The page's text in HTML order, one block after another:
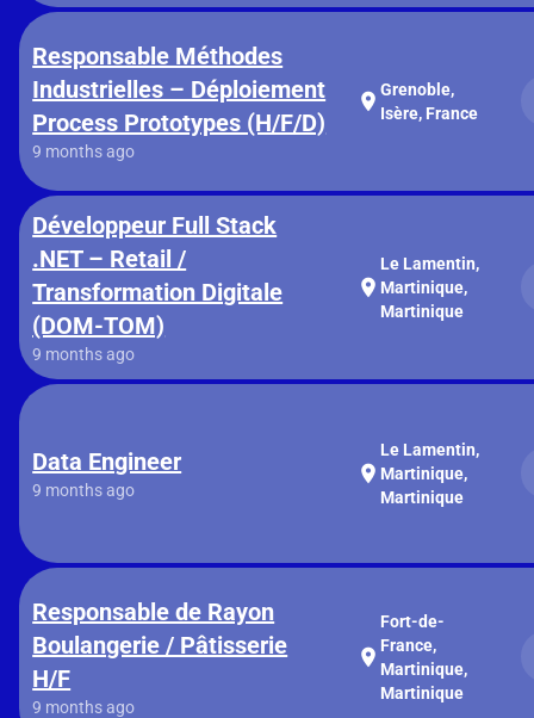
Responsable Méthodes
Industrielles – Déploiement
Process Prototypes (H/F/D)
9 months ago
location_on Grenoble,
Isère, France
Développeur Full Stack
.NET – Retail /
Transformation Digitale
(DOM-TOM)
9 months ago
location_on
Le Lamentin,
Martinique,
Martinique
Data Engineer
9 months ago
location_on
Le Lamentin,
Martinique,
Martinique
Responsable de Rayon
Boulangerie / Pâtisserie
H/F
9 months ago
location_on
Fort-de-
France,
Martinique,
Martinique